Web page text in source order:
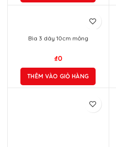
Bìa 3 dây 10cm mỏng
₫0
THÊM VÀO GIỎ HÀNG